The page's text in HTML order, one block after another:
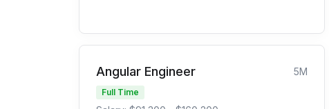
Angular Engineer 5M
Full Time